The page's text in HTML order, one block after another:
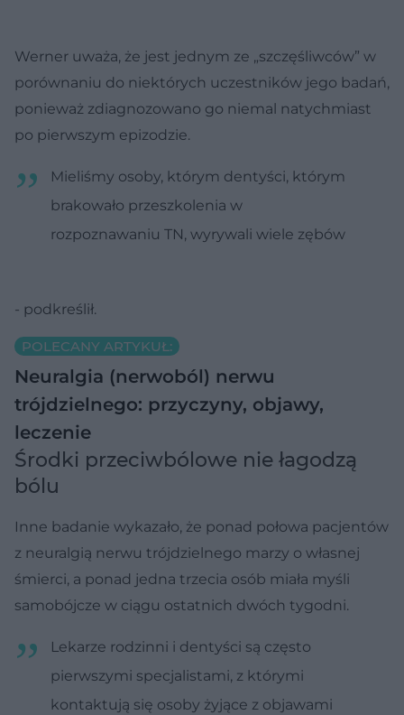
Werner uważa, że ​​jest jednym ze „szczęśliwców” w
porównaniu do niektórych uczestników jego badań,
ponieważ zdiagnozowano go niemal natychmiast
po pierwszym epizodzie.
Mieliśmy osoby, którym dentyści, którym
brakowało przeszkolenia w
rozpoznawaniu TN, wyrywali wiele zębów
- podkreślił.
POLECANY ARTYKUŁ:
Neuralgia (nerwoból) nerwu
trójdzielnego: przyczyny, objawy,
leczenie
Środki przeciwbólowe nie łagodzą
bólu
Inne badanie wykazało, że ponad połowa pacjentów
z neuralgią nerwu trójdzielnego marzy o własnej
śmierci, a ponad jedna trzecia osób miała myśli
samobójcze w ciągu ostatnich dwóch tygodni.
Lekarze rodzinni i dentyści są często
pierwszymi specjalistami, z którymi
kontaktują się osoby żyjące z objawami